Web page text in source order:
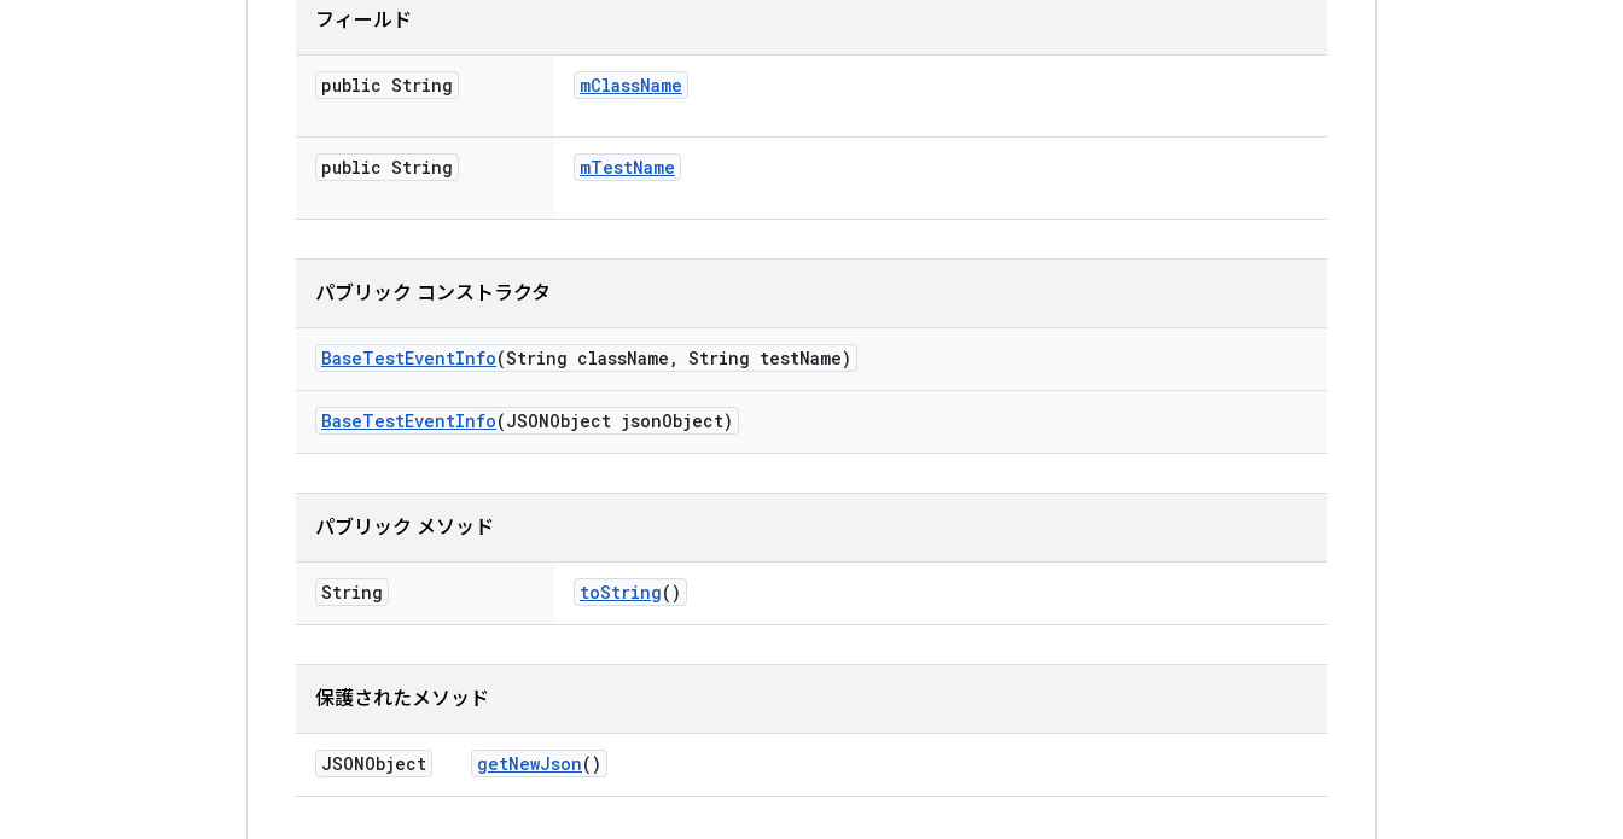
フィールド
public String mClassName
public String mTestName
パブリック コンストラクタ
BaseTestEventInfo(String className , String testName)
BaseTestEventInfo(JSONObject jsonObject)
パブリック メソッド
String toString()
保護されたメソッド
JSONObject getNewJson()